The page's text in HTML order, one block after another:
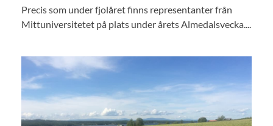
Precis som under fjolåret finns representanter från
Mittuniversitetet på plats under årets Almedalsvecka....